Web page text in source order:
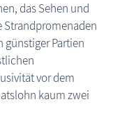
das Sehen und
Strandpromenaden
günstiger Partien
vor dem
kaum zwei